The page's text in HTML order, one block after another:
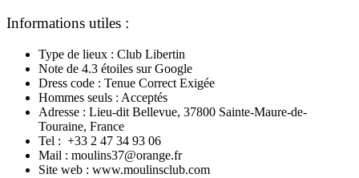
Informations utiles :
Type de lieux : Club Libertin
Note de 4.3 étoiles sur Google
Dress code : Tenue Correct Exigée
Hommes seuls : Acceptés
Adresse : Lieu-dit Bellevue, 37800 Sainte-Maure-de-
Touraine, France
Tel : +33 2 47 34 93 06
Mail : moulins37@orange.fr
Site web : www.moulinsclub.com